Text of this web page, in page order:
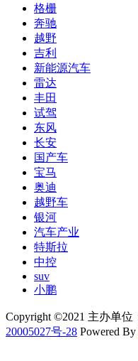
格栅
奔驰
越野
吉利
新能源汽车
雷达
丰田
试驾
东风
长安
国产车
宝马
奥迪
越野车
银河
汽车产业
特斯拉
中控
suv
小鹏
Copyright ©2021 主办单
20005027号-28 Powered By